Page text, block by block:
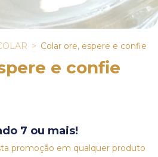
> Colar ore, espere e confie
e confie
7 ou mais!
promoção em qualquer produto